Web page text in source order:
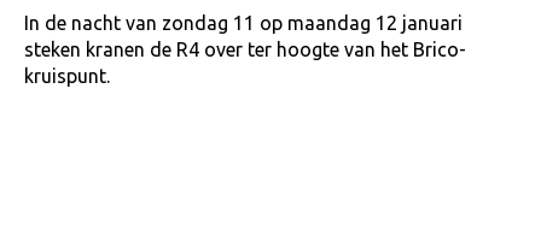
In de nacht van zondag 11 op maandag 12 januari
steken kranen de R4 over ter hoogte van het Brico-
kruispunt.